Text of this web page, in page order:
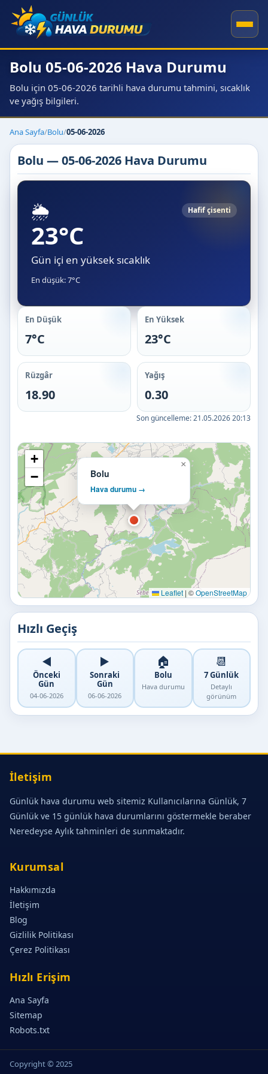
Bolu 05-06-2026 Hava Durumu
Bolu için 05-06-2026 tarihli hava durumu tahmini, sıcaklık
ve yağış bilgileri.
Ana Sayfa/Bolu/05-06-2026
Bolu — 05-06-2026 Hava Durumu
🌦️ Hafif çisenti
23°C
Gün içi en yüksek sıcaklık
En düşük: 7°C
En Düşük
7°C
En Yüksek
23°C
Rüzgâr
18.90
Yağış
0.30
Son güncelleme:21.05.2026 20:13
Bolu
Hava durumu →
×
+
−
Leaflet | ©OpenStreetMap
Hızlı Geçiş
◀️
Önceki
Gün
04-06-2026
▶️
Sonraki
Gün
06-06-2026
🏠
Bolu
Hava durumu
📆
7 Günlük
Detaylı
görünüm
İletişim
Günlük hava durumu web sitemiz Kullanıcılarına Günlük, 7
Günlük ve 15 günlük hava durumlarını göstermekle beraber
Neredeyse Aylık tahminleri de sunmaktadır.
Kurumsal
Hakkımızda
İletişim
Blog
Gizlilik Politikası
Çerez Politikası
Hızlı Erişim
Ana Sayfa
Sitemap
Robots.txt
Copyright © 2025